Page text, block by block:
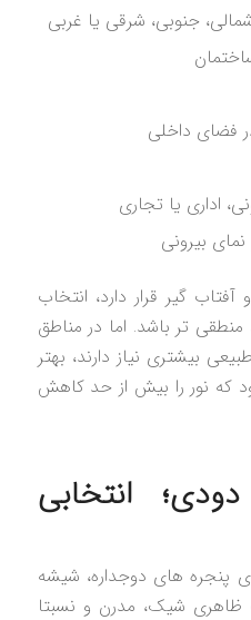
جنوبی، شرقی یا غربی
فضای داخلی
اداری یا تجاری
بیرونی
گیر قرار دارد، انتخاب
منطقی تر باشد. اما در مناطق
بیشتری نیاز دارند، بهتر
که نور را بیش از حد کاهش
انتخابی
پنجره های دوجداره، شیشه
شیک، مدرن و نسبتا